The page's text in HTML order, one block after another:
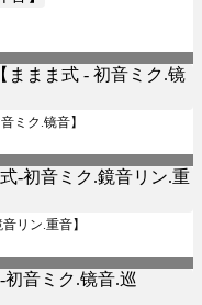
ミク.镜音】
リン.重音】